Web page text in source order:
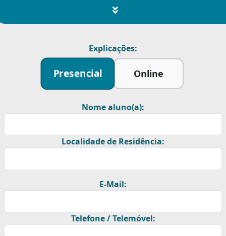
Explicações:
Presencial Online
Nome aluno(a):
Localidade de Residência:
E-Mail:
Telefone / Telemóvel: